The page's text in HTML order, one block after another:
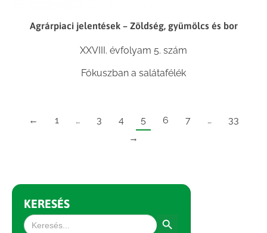
Agrárpiaci jelentések – Zöldség, gyümölcs és bor
XXVIII. évfolyam 5. szám
Fókuszban a salátafélék
← 1 … 3 4 5 6 7 …
33
→
KERESÉS
Search
for: